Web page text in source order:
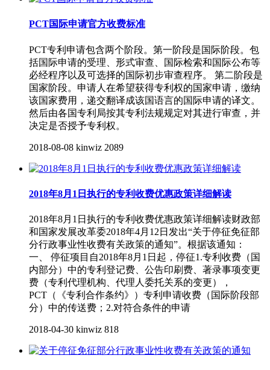
PCT国际申请官方收费标准
PCT专利申请包含两个阶段。第一阶段是国际阶段。包
括国际申请的受理、形式审查、国际检索和国际公布等
必经程序以及可选择的国际初步审查程序。 第二阶段是
国家阶段。申请人在希望获得专利权的国家申请，缴纳
该国家费用，递交翻译成该国语言的国际申请的译文。
然后由各国专利局按其专利法规规定对其进行审查，并
决定是否授予专利权。
2018-08-08 kinwiz 2089
2018年8月1日执行的专利收费优惠政策详细解读
2018年8月1日执行的专利收费优惠政策详细解读财政部
和国家发展改革委2018年4月12日发出“关于停征免征部
分行政事业性收费有关政策的通知”。根据该通知：
一、 停征项目自2018年8月1日起，停征1.专利收费（国
内部分）中的专利登记费、公告印刷费、著录事项变更
费（专利代理机构、代理人委托关系的变更），
PCT（《专利合作条约》）专利申请收费（国际阶段部
分）中的传送费；2.对符合条件的申请
2018-04-30 kinwiz 818